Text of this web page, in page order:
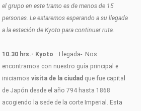
el grupo en este tramo es de menos de 15
personas. Le estaremos esperando a su llegada
a la estación de Kyoto para continuar ruta.
10.30 hrs.- Kyoto –Llegada-. Nos
encontramos con nuestro guía principal e
iniciamos visita de la ciudad que fue capital
de Japón desde el año 794 hasta 1868
acogiendo la sede de la corte Imperial. Esta